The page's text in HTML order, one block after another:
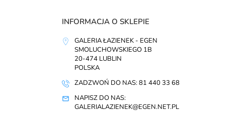
INFORMACJA O SKLEPIE
GALERIA ŁAZIENEK - EGEN
SMOLUCHOWSKIEGO 1B
20-474 LUBLIN
POLSKA
ZADZWOŃ DO NAS: 81 440 33 68
NAPISZ DO NAS:
GALERIALAZIENEK@EGEN.NET.PL